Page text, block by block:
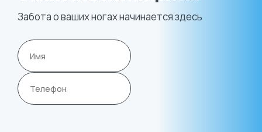
Забота о ваших ногах начинается здесь